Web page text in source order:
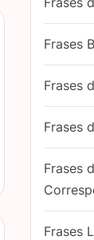
Frases
Frases
Frases
Frases
Frases